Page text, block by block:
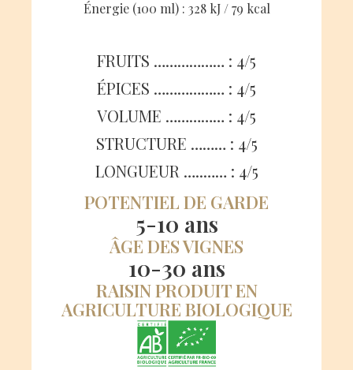
Énergie (100 ml) : 328 kJ / 79 kcal
FRUITS‭ ‬‭: ‬‮………………‬‭ ‬4/‬5
ÉPICES‭ ‬‭: ‬‮………………‬‭ ‬4‭/‬5
VOLUME‭ ‬‭: ‬‮……………‬‭ ‬4‭/‬5
STRUCTURE‭ ‬‭: ‬‮………‬‭ ‬4‭/‬5
LONGUEUR‭ ‬‭: ‬‮……..…‬‭ ‬4‭/‬5
POTENTIEL DE GARDE
5-10 ans
ÂGE DES VIGNES
10-30 ans
RAISIN PRODUIT EN
AGRICULTURE BIOLOGIQUE